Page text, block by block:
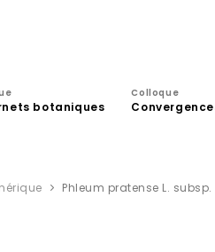
botaniques
Colloque
Phleum pratense L.